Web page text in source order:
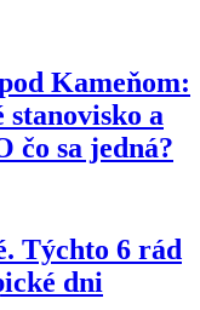
Kameňom:
a
čo sa jedná?
Týchto 6 rád
dni